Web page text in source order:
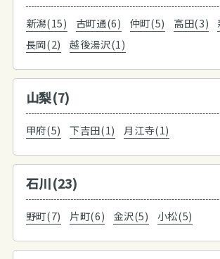
新潟(15) 古町通(6) 仲町(5) 高田(3)
長岡(2)
越後湯沢(1)
山梨(7)
甲府(5) 下吉田(1) 月江寺(1)
石川(23)
野町(7) 片町(6) 金沢(5) 小松(5)